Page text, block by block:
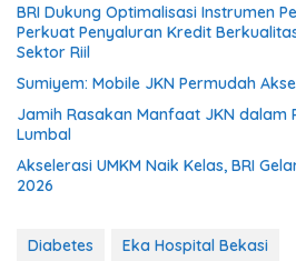
BRI Dukung Optimalisasi Instrumen
Perkuat Penyaluran Kredit
Sektor Riil
Sumiyem: Mobile JKN Permudah
Jamih Rasakan Manfaat JKN dalam
Lumbal
Akselerasi UMKM Naik Kelas, BRI
2026
Diabetes Eka Hospital Bekasi